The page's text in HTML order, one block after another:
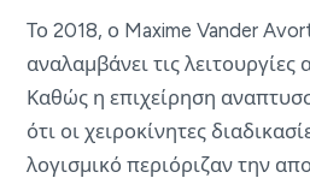
Το 2018, ο Maxime Vander
αναλαμβάνει τις λειτουργίες
Καθώς η επιχείρηση
ότι οι χειροκίνητες
λογισμικό περιόριζαν την